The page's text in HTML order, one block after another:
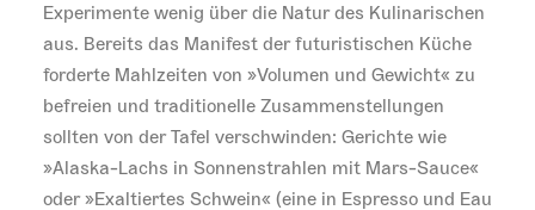
Experimente wenig über die Natur des Kulinarischen
aus. Bereits das Manifest der futuristischen Küche
forderte Mahlzeiten von »Volumen und Gewicht« zu
befreien und traditionelle Zusammenstellungen
sollten von der Tafel verschwinden: Gerichte wie
»Alaska-Lachs in Sonnenstrahlen mit Mars-Sauce«
oder »Exaltiertes Schwein« (eine in Espresso und Eau